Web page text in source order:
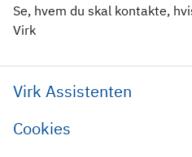
Se, hvem du skal kontakte,
Virk
Virk Assistenten
Cookies